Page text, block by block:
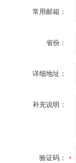
常用邮箱：
省份：
详细地址：
补充说明：
验证码：